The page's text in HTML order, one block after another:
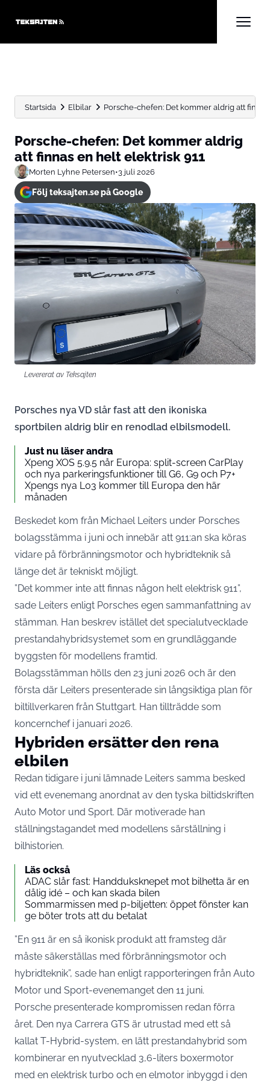
Startsida Elbilar Porsche-chefen: Det kommer aldrig att
Porsche-chefen: Det kommer aldrig
att finnas en helt elektrisk 911
Morten Lyhne Petersen•3 juli 2026
Följ teksajten.se på Google
Levererat av Teksajten
Porsches nya VD slår fast att den ikoniska
sportbilen aldrig blir en renodlad elbilsmodell.
Just nu läser andra
Xpeng XOS 5.9.5 når Europa: split-screen CarPlay
och nya parkeringsfunktioner till G6, G9 och P7+
Xpengs nya L03 kommer till Europa den här
månaden
Beskedet kom från Michael Leiters under Porsches
bolagsstämma i juni och innebär att 911:an ska köras
vidare på förbränningsmotor och hybridteknik så
länge det är tekniskt möjligt.
”Det kommer inte att finnas någon helt elektrisk 911”,
sade Leiters enligt Porsches egen sammanfattning av
stämman. Han beskrev istället det specialutvecklade
prestandahybridsystemet som en grundläggande
byggsten för modellens framtid.
Bolagsstämman hölls den 23 juni 2026 och är den
första där Leiters presenterade sin långsiktiga plan för
biltillverkaren från Stuttgart. Han tillträdde som
koncernchef i januari 2026.
Hybriden ersätter den rena
elbilen
Redan tidigare i juni lämnade Leiters samma besked
vid ett evenemang anordnat av den tyska biltidskriften
Auto Motor und Sport. Där motiverade han
ställningstagandet med modellens särställning i
bilhistorien.
Läs också
ADAC slår fast: Handduksknepet mot bilhetta är en
dålig idé – och kan skada bilen
Sommarmissen med p-biljetten: öppet fönster kan
ge böter trots att du betalat
”En 911 är en så ikonisk produkt att framsteg där
måste säkerställas med förbränningsmotor och
hybridteknik”, sade han enligt rapporteringen från Auto
Motor und Sport-evenemanget den 11 juni.
Porsche presenterade kompromissen redan förra
året. Den nya Carrera GTS är utrustad med ett så
kallat T-Hybrid-system, en lätt prestandahybrid som
kombinerar en nyutvecklad 3,6-liters boxermotor
med en elektrisk turbo och en elmotor inbyggd i den